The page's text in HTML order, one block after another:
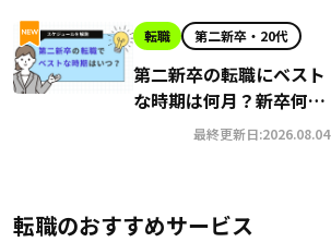
転職 第二新卒・20代
第二新卒の転職にベスト
な時期は何月？新卒何年
目？スケジュールを解説
最終更新日:2026.08.04
転職のおすすめサービス